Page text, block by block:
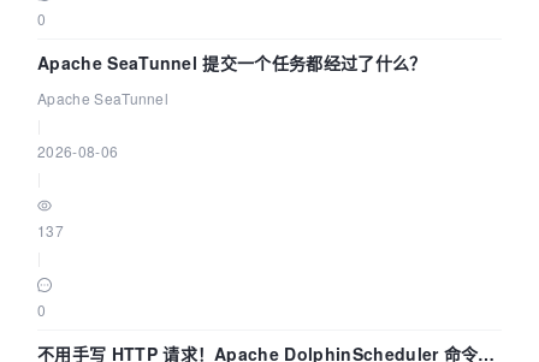
0
Apache SeaTunnel 提交一个任务都经过了什么？
Apache SeaTunnel
2026-08-06
137
0
不用手写 HTTP 请求！Apache DolphinScheduler 命令行